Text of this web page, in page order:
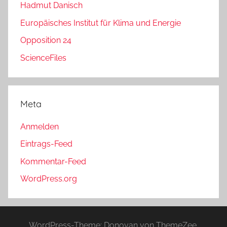
Hadmut Danisch
Europäisches Institut für Klima und Energie
Opposition 24
ScienceFiles
Meta
Anmelden
Eintrags-Feed
Kommentar-Feed
WordPress.org